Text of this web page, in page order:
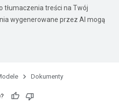
tłumaczenia treści na Twój
wygenerowane przez AI mogą
Dokumenty